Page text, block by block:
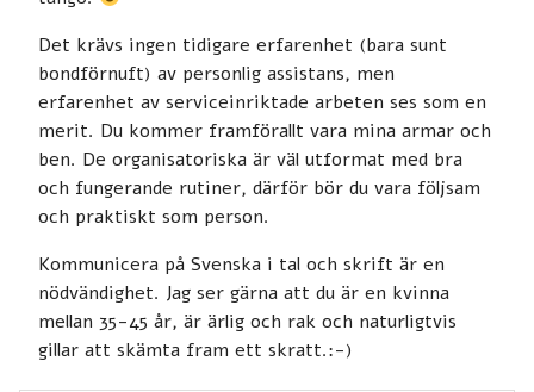
Det krävs ingen tidigare erfarenhet (bara sunt
bondförnuft) av personlig assistans, men
erfarenhet av serviceinriktade arbeten ses som en
merit. Du kommer framförallt vara mina armar och
ben. De organisatoriska är väl utformat med bra
och fungerande rutiner, därför bör du vara följsam
och praktiskt som person.
Kommunicera på Svenska i tal och skrift är en
nödvändighet. Jag ser gärna att du är en kvinna
mellan 35-45 år, är ärlig och rak och naturligtvis
gillar att skämta fram ett skratt.:-)